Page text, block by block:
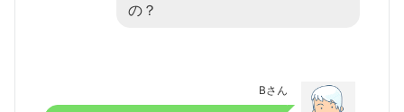
の？
Bさん